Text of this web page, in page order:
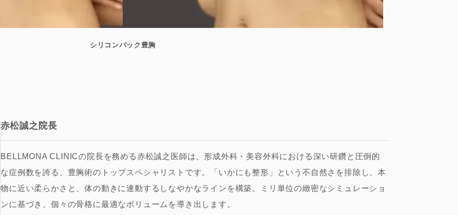
シリコンバック豊胸
赤松誠之院長
BELLMONA CLINICの院長を務める赤松誠之医師は、形成外科・美容外科における深い研鑽と圧倒的
な症例数を誇る、豊胸術のトップスペシャリストです。「いかにも整形」という不自然さを排除し、本
物に近い柔らかさと、体の動きに連動するしなやかなラインを構築。ミリ単位の緻密なシミュレーショ
ンに基づき、個々の骨格に最適なボリュームを導き出します。